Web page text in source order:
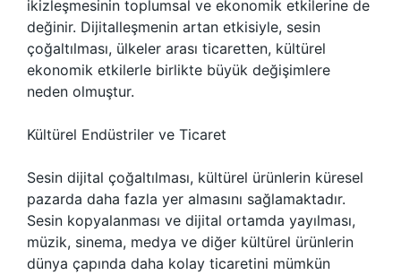
ikizleşmesinin toplumsal ve ekonomik etkilerine de
değinir. Dijitalleşmenin artan etkisiyle, sesin
çoğaltılması, ülkeler arası ticaretten, kültürel
ekonomik etkilerle birlikte büyük değişimlere
neden olmuştur.
Kültürel Endüstriler ve Ticaret
Sesin dijital çoğaltılması, kültürel ürünlerin küresel
pazarda daha fazla yer almasını sağlamaktadır.
Sesin kopyalanması ve dijital ortamda yayılması,
müzik, sinema, medya ve diğer kültürel ürünlerin
dünya çapında daha kolay ticaretini mümkün